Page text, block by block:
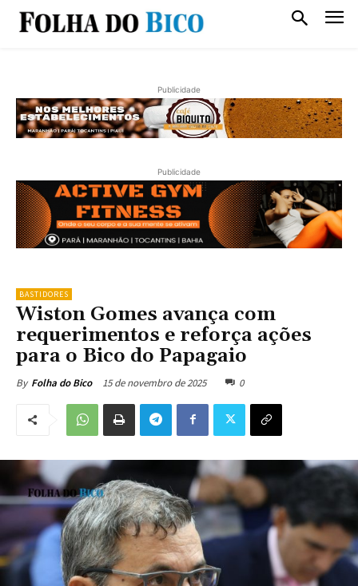
Publicidade
Publicidade
BASTIDORES
Wiston Gomes avança com
requerimentos e reforça ações
para o Bico do Papagaio
By Folha do Bico 15 de novembro de 2025 0